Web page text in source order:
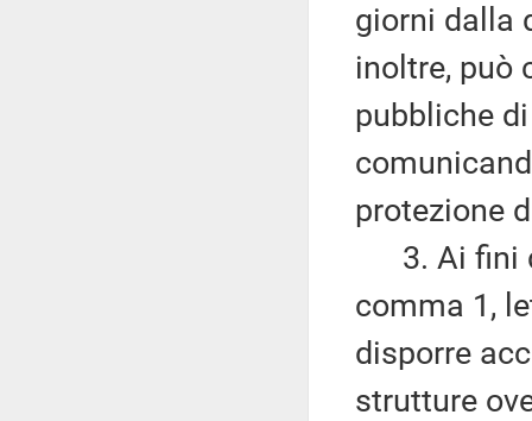
giorni dalla
inoltre, può
pubbliche
protezione
3. Ai fini
comma 1,
disporre
strutture